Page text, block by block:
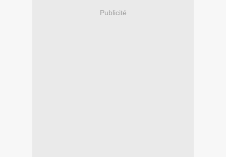
Publicité